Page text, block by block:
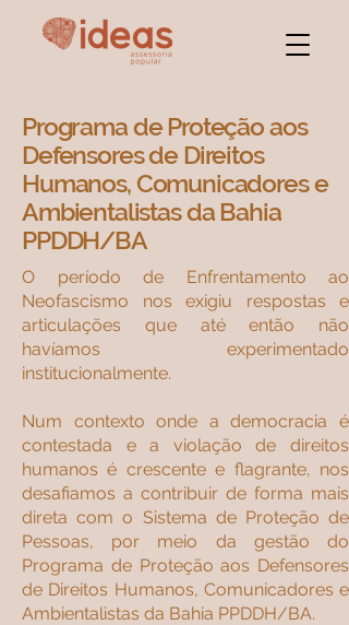
Programa de Proteção aos
Defensores de Direitos
Humanos, Comunicadores e
Ambientalistas da Bahia
PPDDH/BA
O período de Enfrentamento ao
Neofascismo nos exigiu respostas e
articulações que até então não
havíamos experimentado
institucionalmente.
Num contexto onde a democracia é
contestada e a violação de direitos
humanos é crescente e flagrante, nos
desafiamos a contribuir de forma mais
direta com o Sistema de Proteção de
Pessoas, por meio da gestão do
Programa de Proteção aos Defensores
de Direitos Humanos, Comunicadores e
Ambientalistas da Bahia PPDDH/BA.